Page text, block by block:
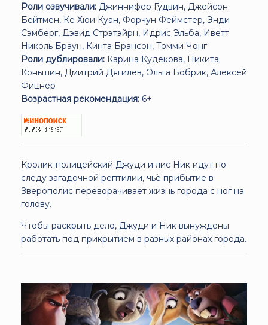
Роли озвучивали: Джиннифер Гудвин, Джейсон
Бейтмен, Ке Хюи Куан, Форчун Феймстер, Энди
Сэмберг, Дэвид Стрэтэйрн, Идрис Эльба, Иветт
Николь Браун, Кинта Брансон, Томми Чонг
Роли дублировали: Карина Кудекова, Никита
Коньшин, Дмитрий Дягилев, Ольга Бобрик, Алексей
Фицнер
Возрастная рекомендация: 6+
Кролик-полицейский Джуди и лис Ник идут по
следу загадочной рептилии, чьё прибытие в
Зверополис переворачивает жизнь города с ног на
голову.
Чтобы раскрыть дело, Джуди и Ник вынуждены
работать под прикрытием в разных районах города.